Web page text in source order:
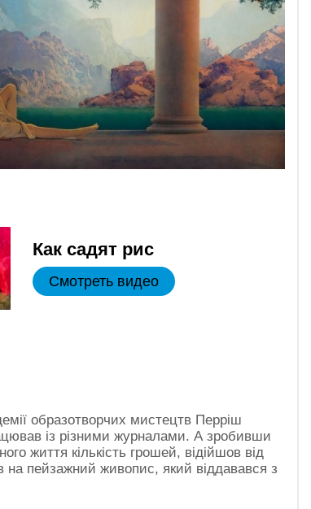
Как садят рис
Смотреть видео
образотворчих мистецтв Перріш
із різними журналами. А зробивши
життя кількість грошей, відійшов від
на пейзажний живопис, який віддавався з